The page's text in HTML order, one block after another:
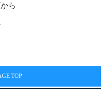
ら
TOP